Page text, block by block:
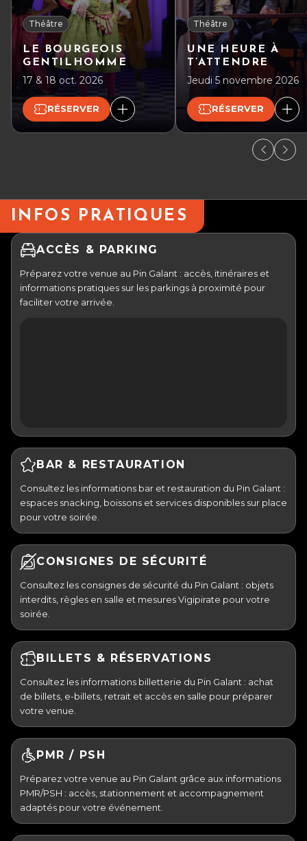
Théâtre
LE BOURGEOIS
GENTILHOMME
17 & 18 oct. 2026
RÉSERVER
Théâtre
UNE HEURE À
T’ATTENDRE
Jeudi 5 novembre 2026
RÉSERVER
INFOS PRATIQUES
ACCÈS & PARKING
Préparez votre venue au Pin Galant : accès, itinéraires et
informations pratiques sur les parkings à proximité pour
faciliter votre arrivée.
BAR & RESTAURATION
Consultez les informations bar et restauration du Pin Galant :
espaces snacking, boissons et services disponibles sur place
pour votre soirée.
CONSIGNES DE SÉCURITÉ
Consultez les consignes de sécurité du Pin Galant : objets
interdits, règles en salle et mesures Vigipirate pour votre
soirée.
BILLETS & RÉSERVATIONS
Consultez les informations billetterie du Pin Galant : achat
de billets, e-billets, retrait et accès en salle pour préparer
votre venue.
PMR / PSH
Préparez votre venue au Pin Galant grâce aux informations
PMR/PSH : accès, stationnement et accompagnement
adaptés pour votre événement.